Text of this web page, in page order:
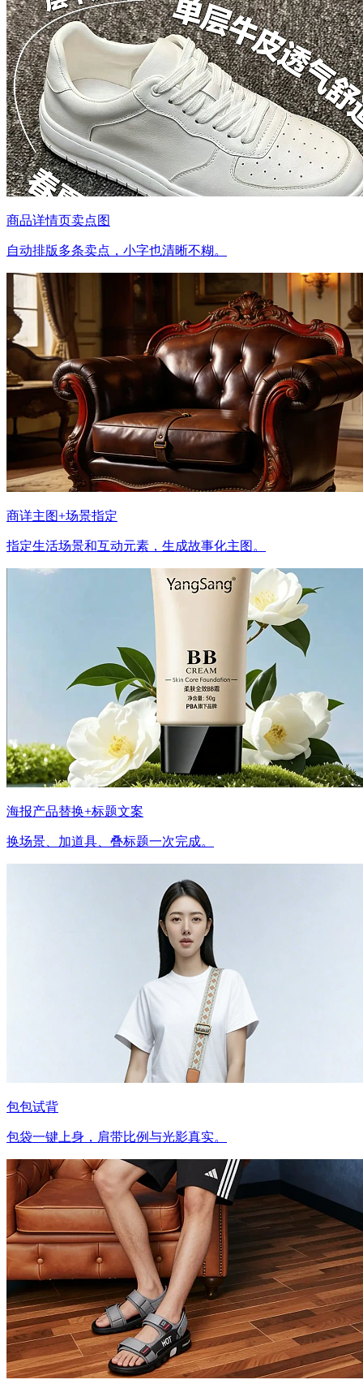
商品详情页卖点图
自动排版多条卖点，小字也清晰不糊。
商详主图+场景指定
指定生活场景和互动元素，生成故事化主图。
海报产品替换+标题文案
换场景、加道具、叠标题一次完成。
包包试背
包袋一键上身，肩带比例与光影真实。